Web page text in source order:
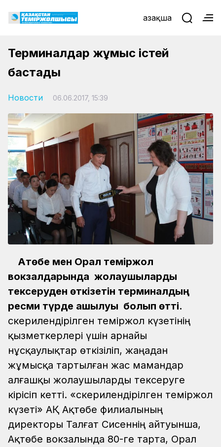
Қазақша
Терминалдар жұмыс істей
бастады
Новости 06.06.2017, 15:39
Ақтөбе мен Орал теміржол
вокзалдарында жолаушыларды
тексеруден өткізетін терминалдың
ресми түрде ашылуы болып өтті.
Әскерилендірілген теміржол күзетінің
қызметкерлері үшін арнайы
нұсқаулықтар өткізіліп, жаңадан
жұмысқа тартылған жас мамандар
алғашқы жолаушыларды тексеруге
кірісіп кетті. «Әскерилендірілген теміржол
күзеті» АҚ Ақтөбе филиалының
директоры Талғат Сисеннің айтуынша,
Ақтөбе вокзалында 80-ге тарта, Орал